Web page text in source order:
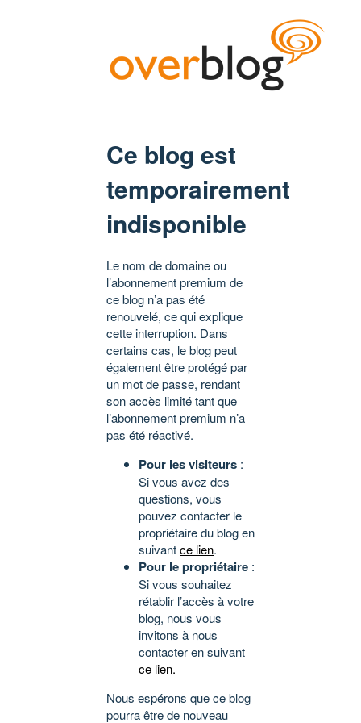
Ce blog est
temporairement
indisponible
Le nom de domaine ou
l’abonnement premium de
ce blog n’a pas été
renouvelé, ce qui explique
cette interruption. Dans
certains cas, le blog peut
également être protégé par
un mot de passe, rendant
son accès limité tant que
l’abonnement premium n’a
pas été réactivé.
Pour les visiteurs :
Si vous avez des
questions, vous
pouvez contacter le
propriétaire du blog en
suivantce lien.
Pour le propriétaire :
Si vous souhaitez
rétablir l’accès à votre
blog, nous vous
invitons à nous
contacter en suivant
ce lien.
Nous espérons que ce blog
pourra être de nouveau